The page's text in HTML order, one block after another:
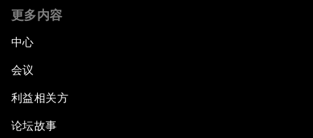
更多内容
中心
会议
利益相关方
论坛故事